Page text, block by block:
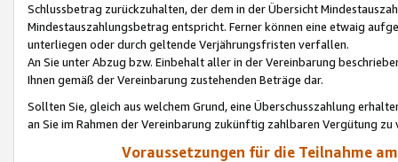
Schlussbetrag zurückzuhalten, der dem in der Übersicht
Mindestauszahlungsbetrag entspricht. Ferner können eine etwaig
unterliegen oder durch geltende Verjährungsfristen verfallen.
An Sie unter Abzug bzw. Einbehalt aller in der Vereinbarung
Ihnen gemäß der Vereinbarung zustehenden Beträge dar.
Sollten Sie, gleich aus welchem Grund, eine Überschusszahlung
an Sie im Rahmen der Vereinbarung zukünftig zahlbaren Vergütung zu
Voraussetzungen für die Teilnahme